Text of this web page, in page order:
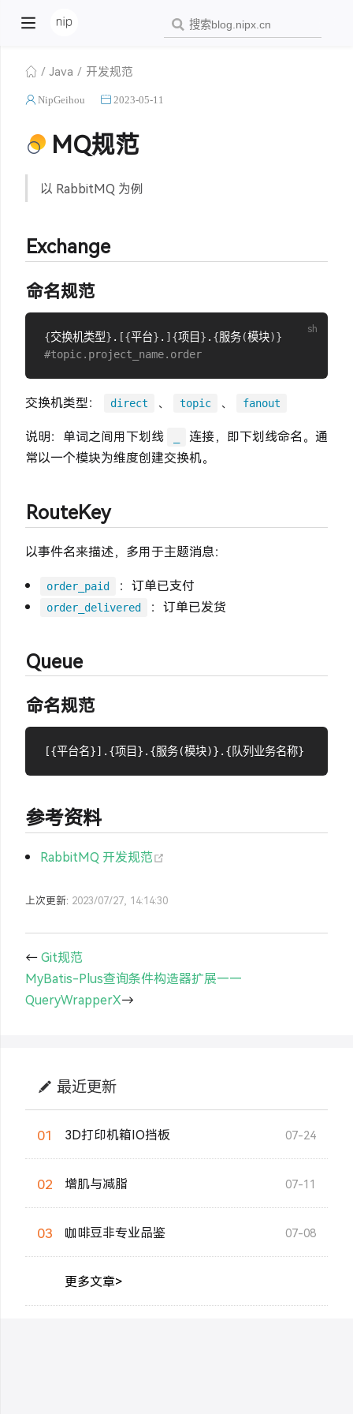
Java 开发规范
NipGeihou 2023-05-11
MQ规范
以 RabbitMQ 为例
Exchange
命名规范
{交换机类型} . [{平台} . ] {项目 } . {服务(模块)}
#topic.project_name.order
交换机类型： direct 、 topic 、 fanout
说明：单词之间用下划线
连接，即下划线命名。通
常以一个模块为维度创建交换机。
RouteKey
以事件名来描述，多用于主题消息：
order_paid ：订单已支付
order_delivered ：订单已发货
Queue
命名规范
参考资料
RabbitMQ 开发规范
上次更新: 2023/07/27, 14:14:30
←Git规范
MyBatis-Plus查询条件构造器扩展——
QueryWrapperX→
最近更新
01 3D打印机箱IO挡板 07-24
02 增肌与减脂 07-11
03 咖啡豆非专业品鉴 07-08
更多文章>